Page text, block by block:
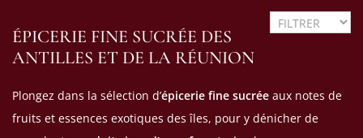
ÉPICERIE FINE SUCRÉE DES
ANTILLES ET DE LA RÉUNION
Plongez dans la sélection d’épicerie fine sucrée aux notes de
fruits et essences exotiques des îles, pour y dénicher de